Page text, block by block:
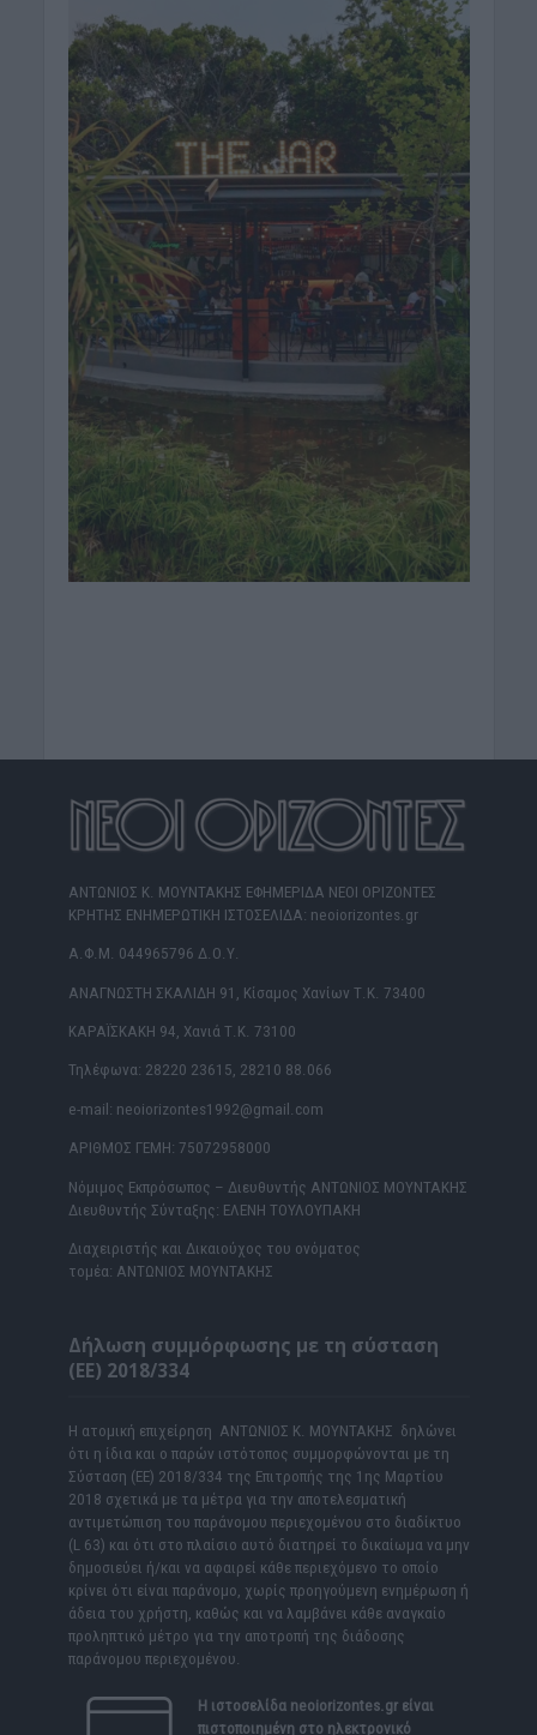
ΑΝΤΩΝΙΟΣ Κ. ΜΟΥΝΤΑΚΗΣ ΕΦΗΜΕΡΙΔΑ ΝΕΟΙ ΟΡΙΖΟΝΤΕΣ
ΚΡΗΤΗΣ ΕΝΗΜΕΡΩΤΙΚΗ ΙΣΤΟΣΕΛΙΔΑ: neoiorizontes.gr
Α.Φ.Μ. 044965796 Δ.Ο.Υ.
ΑΝΑΓΝΩΣΤΗ ΣΚΑΛΙΔΗ 91, Κίσαμος Χανίων Τ.Κ. 73400
ΚΑΡΑΪΣΚΑΚΗ 94, Χανιά Τ.Κ. 73100
Τηλέφωνα: 28220 23615, 28210 88.066
e-mail: neoiorizontes1992@gmail.com
ΑΡΙΘΜΟΣ ΓΕΜΗ: 75072958000
Νόμιμος Εκπρόσωπος – Διευθυντής ΑΝΤΩΝΙΟΣ ΜΟΥΝΤΑΚΗΣ
Διευθυντής Σύνταξης: ΕΛΕΝΗ ΤΟΥΛΟΥΠΑΚΗ
Διαχειριστής και Δικαιούχος του ονόματος
τομέα: ΑΝΤΩΝΙΟΣ ΜΟΥΝΤΑΚΗΣ
Δήλωση συμμόρφωσης με τη σύσταση
(ΕΕ) 2018/334
Η ατομική επιχείρηση ΑΝΤΩΝΙΟΣ Κ. ΜΟΥΝΤΑΚΗΣ δηλώνει
ότι η ίδια και ο παρών ιστότοπος συμμορφώνονται με τη
Σύσταση (ΕΕ) 2018/334 της Επιτροπής της 1ης Μαρτίου
2018 σχετικά με τα μέτρα για την αποτελεσματική
αντιμετώπιση του παράνομου περιεχομένου στο διαδίκτυο
(L 63) και ότι στο πλαίσιο αυτό διατηρεί το δικαίωμα να μην
δημοσιεύει ή/και να αφαιρεί κάθε περιεχόμενο το οποίο
κρίνει ότι είναι παράνομο, χωρίς προηγούμενη ενημέρωση ή
άδεια του χρήστη, καθώς και να λαμβάνει κάθε αναγκαίο
προληπτικό μέτρο για την αποτροπή της διάδοσης
παράνομου περιεχομένου.
Η ιστοσελίδα neoiorizontes.grείναι
πιστοποιημένη στο ηλεκτρονικό